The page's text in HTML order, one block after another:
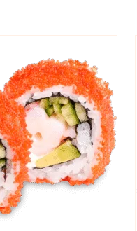
/ QUICK VIEW